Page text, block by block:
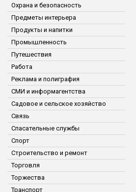
Охрана и безопасность
Предметы интерьера
Продукты и напитки
Промышленность
Путешествия
Работа
Реклама и полиграфия
СМИ и информагентства
Садовое и сельское хозяйство
Связь
Спасательные службы
Спорт
Строительство и ремонт
Торговля
Торжества
Транспорт